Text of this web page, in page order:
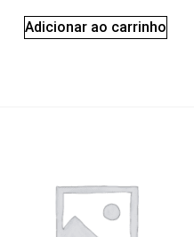
Adicionar ao carrinho